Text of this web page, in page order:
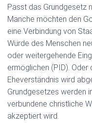
Passt das Grundgesetz
Manche möchten den
eine Verbindung von
Würde des Menschen
oder weitergehende
ermöglichen (PID).
Eheverständnis wird
Grundgesetzes werden
verbundene christliche
akzeptiert wird.